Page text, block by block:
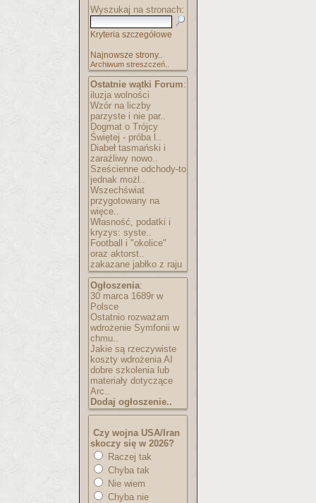
Wyszukaj na stronach:
Kryteria szczegółowe
Najnowsze strony..
Archiwum streszczeń..
Ostatnie wątki Forum:
iluzja wolności
Wzór na liczby
parzyste i nie par..
Dogmat o Trójcy
Świętej - próba l..
Diabeł tasmański i
zaraźliwy nowo..
Sześcienne odchody-to
jednak możl..
Wszechświat
przygotowany na
więce..
Własność, podatki i
kryzys: syste..
Football i "okolice"
oraz aktorst..
zakazane jabłko z raju
Ogłoszenia:
30 marca 1689r w
Polsce
Ostatnio rozważam
wdrożenie Symfonii w
chmu..
Jakie są rzeczywiste
koszty wdrożenia AI
dobre szkolenia lub
materiały dotyczące
Arc..
Dodaj ogłoszenie..
Czy wojna USA/Iran
skoczy się w 2026?
Raczej tak
Chyba tak
Nie wiem
Chyba nie